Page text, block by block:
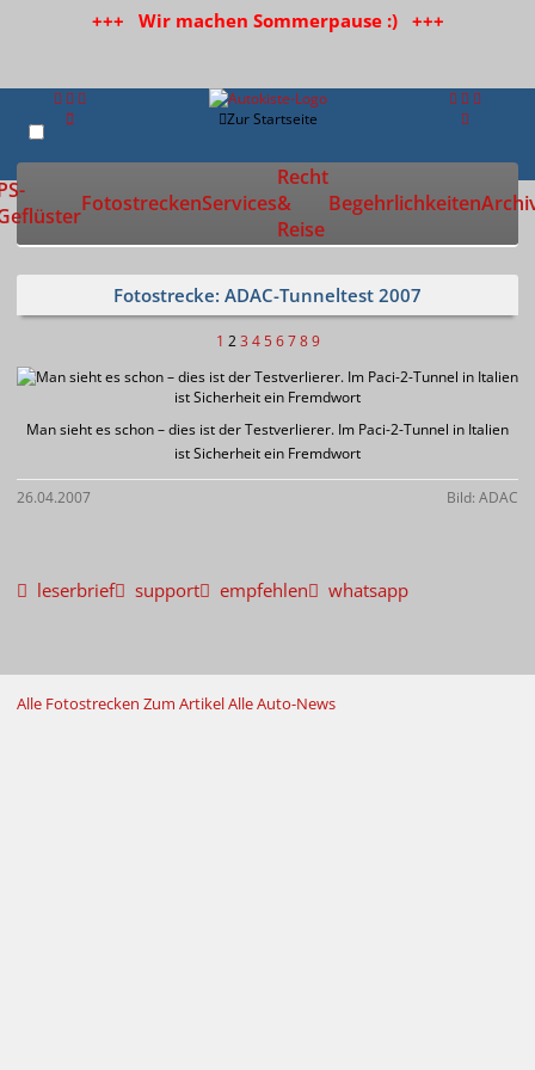
+++ Wir machen Sommerpause :) +++
Zur Startseite
FotostreckenServices
Recht
&
Reise
Begehrlichkeiten
Fotostrecke: ADAC-Tunneltest 2007
1 2 3 4 5 6 7 8 9
Man sieht es schon – dies ist der Testverlierer. Im Paci-2-Tunnel in Italien
ist Sicherheit ein Fremdwort
26.04.2007 Bild: ADAC
leserbrief support empfehlen whatsapp
Alle Fotostrecken Zum ArtikelAlle Auto-News